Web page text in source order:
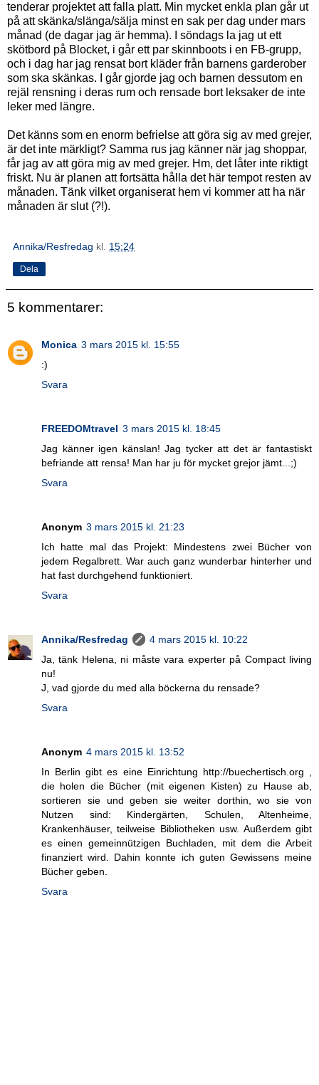
tenderar projektet att falla platt. Min mycket enkla plan går ut
på att skänka/slänga/sälja minst en sak per dag under mars
månad (de dagar jag är hemma). I söndags la jag ut ett
skötbord på Blocket, i går ett par skinnboots i en FB-grupp,
och i dag har jag rensat bort kläder från barnens garderober
som ska skänkas. I går gjorde jag och barnen dessutom en
rejäl rensning i deras rum och rensade bort leksaker de inte
leker med längre.
Det känns som en enorm befrielse att göra sig av med grejer,
är det inte märkligt? Samma rus jag känner när jag shoppar,
får jag av att göra mig av med grejer. Hm, det låter inte riktigt
friskt. Nu är planen att fortsätta hålla det här tempot resten av
månaden. Tänk vilket organiserat hem vi kommer att ha när
månaden är slut (?!).
Annika/Resfredag kl. 15:24
Dela
5 kommentarer:
Monica 3 mars 2015 kl. 15:55
:)
Svara
FREEDOMtravel 3 mars 2015 kl. 18:45
Jag känner igen känslan! Jag tycker att det är fantastiskt
befriande att rensa! Man har ju för mycket grejor jämt...;)
Svara
Anonym 3 mars 2015 kl. 21:23
Ich hatte mal das Projekt: Mindestens zwei Bücher von
jedem Regalbrett. War auch ganz wunderbar hinterher und
hat fast durchgehend funktioniert.
Svara
Annika/Resfredag
4 mars 2015 kl. 10:22
Ja, tänk Helena, ni måste vara experter på Compact living
nu!
J, vad gjorde du med alla böckerna du rensade?
Svara
Anonym 4 mars 2015 kl. 13:52
In Berlin gibt es eine Einrichtung http://buechertisch.org ,
die holen die Bücher (mit eigenen Kisten) zu Hause ab,
sortieren sie und geben sie weiter dorthin, wo sie von
Nutzen sind: Kindergärten, Schulen, Altenheime,
Krankenhäuser, teilweise Bibliotheken usw. Außerdem gibt
es einen gemeinnützigen Buchladen, mit dem die Arbeit
finanziert wird. Dahin konnte ich guten Gewissens meine
Bücher geben.
Svara